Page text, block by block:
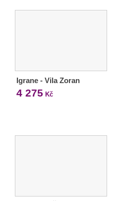
Igrane - Vila Zoran
4 275 Kč